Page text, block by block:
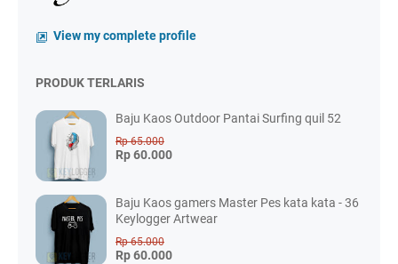
View my complete profile
PRODUK TERLARIS
Baju Kaos Outdoor Pantai Surfing quil 52
Rp 65.000
Rp 60.000
Baju Kaos gamers Master Pes kata kata - 36
Keylogger Artwear
Rp 65.000
Rp 60.000